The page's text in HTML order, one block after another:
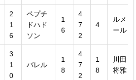
2
1
6
ペプチ
ドハド
ソン
1
6
4
7
2
4
ルメ
ール
3
1
0
バレル
1
8
4
7
2
1
8
川田
将雅